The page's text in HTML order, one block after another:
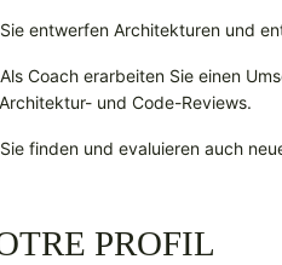
Sie entwerfen Architekturen und
Als Coach erarbeiten Sie einen
Architektur- und Code-Reviews.
Sie finden und evaluieren auch
PROFIL